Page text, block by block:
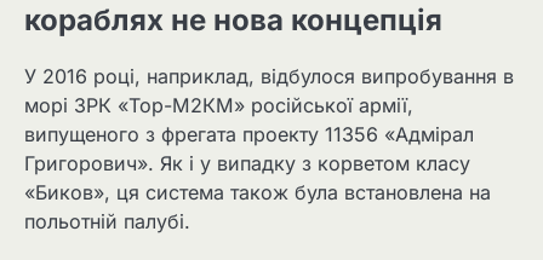
кораблях не нова концепція
У 2016 році, наприклад, відбулося випробування в
морі ЗРК «Тор-М2КМ» російської армії,
випущеного з фрегата проекту 11356 «Адмірал
Григорович». Як і у випадку з корветом класу
«Биков», ця система також була встановлена ​​на
польотній палубі.